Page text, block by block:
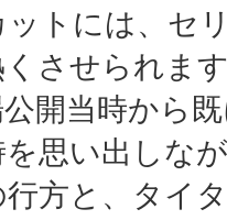
トには、セ
させられま
開当時から
思い出しな
方と、タイ